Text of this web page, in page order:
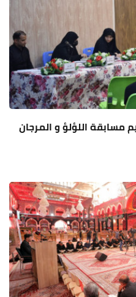
مسابقة اللؤلؤ و المرجان